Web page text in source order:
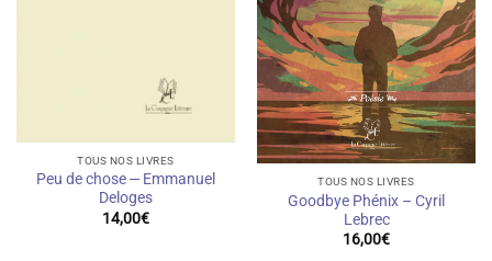
TOUS NOS LIVRES
Peu de chose — Emmanuel
Deloges
14,00€
TOUS NOS LIVRES
Goodbye Phénix – Cyril
Lebrec
16,00€